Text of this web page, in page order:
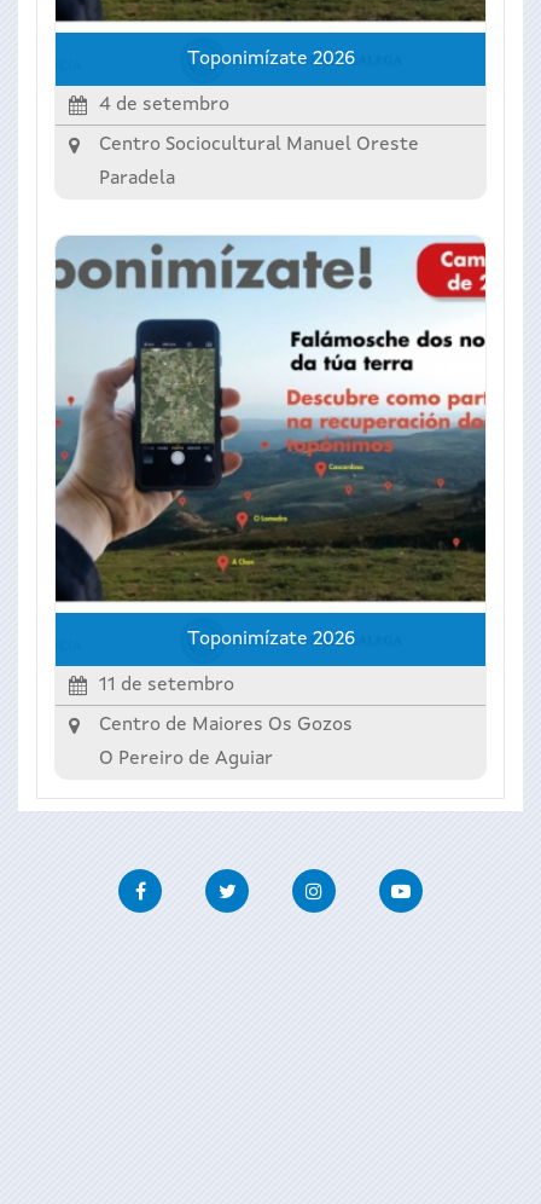
Toponimízate 2026
4 de setembro
Centro Sociocultural Manuel Oreste
Paradela
Toponimízate 2026
11 de setembro
Centro de Maiores Os Gozos
O Pereiro de Aguiar
FacebookTwitter InstagramYoutube